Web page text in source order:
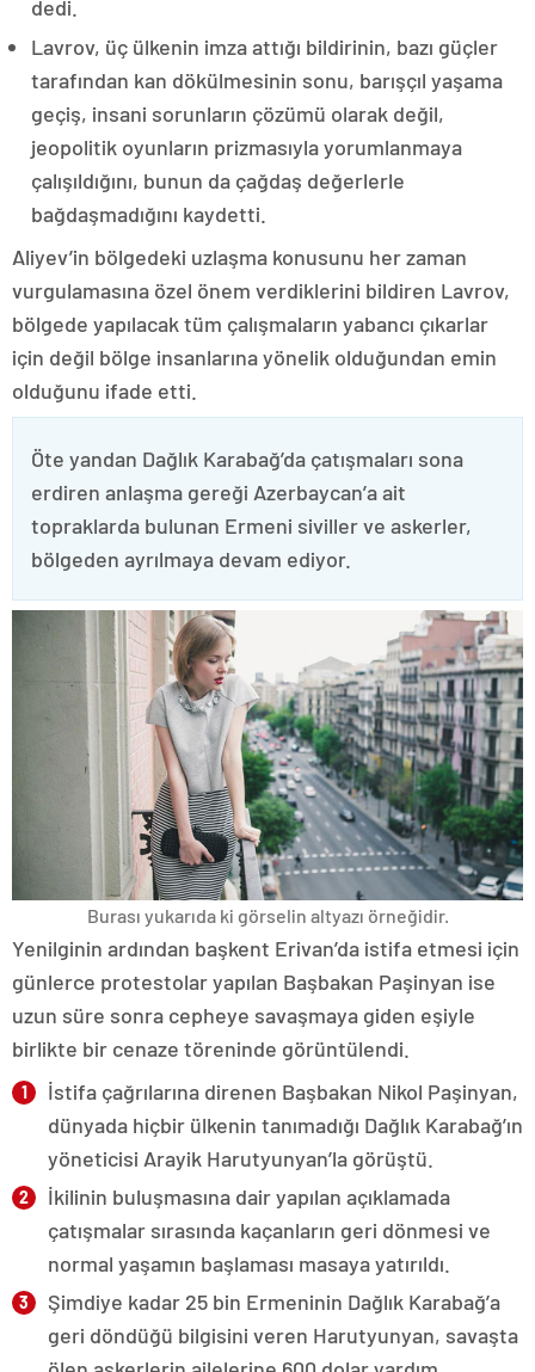
dedi.
Lavrov, üç ülkenin imza attığı bildirinin, bazı güçler
tarafından kan dökülmesinin sonu, barışçıl yaşama
geçiş, insani sorunların çözümü olarak değil,
jeopolitik oyunların prizmasıyla yorumlanmaya
çalışıldığını, bunun da çağdaş değerlerle
bağdaşmadığını kaydetti.
Aliyev’in bölgedeki uzlaşma konusunu her zaman
vurgulamasına özel önem verdiklerini bildiren Lavrov,
bölgede yapılacak tüm çalışmaların yabancı çıkarlar
için değil bölge insanlarına yönelik olduğundan emin
olduğunu ifade etti.
Öte yandan Dağlık Karabağ’da çatışmaları sona
erdiren anlaşma gereği Azerbaycan’a ait
topraklarda bulunan Ermeni siviller ve askerler,
bölgeden ayrılmaya devam ediyor.
Burası yukarıda ki görselin altyazı örneğidir.
Yenilginin ardından başkent Erivan’da istifa etmesi için
günlerce protestolar yapılan Başbakan Paşinyan ise
uzun süre sonra cepheye savaşmaya giden eşiyle
birlikte bir cenaze töreninde görüntülendi.
İstifa çağrılarına direnen Başbakan Nikol Paşinyan,
dünyada hiçbir ülkenin tanımadığı Dağlık Karabağ’ın
yöneticisi Arayik Harutyunyan’la görüştü.
İkilinin buluşmasına dair yapılan açıklamada
çatışmalar sırasında kaçanların geri dönmesi ve
normal yaşamın başlaması masaya yatırıldı.
Şimdiye kadar 25 bin Ermeninin Dağlık Karabağ’a
geri döndüğü bilgisini veren Harutyunyan, savaşta